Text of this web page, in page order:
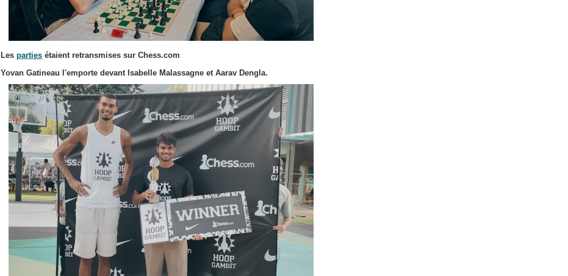
Lesparties étaient retransmises sur Chess.com
Yovan Gatineau l'emporte devant Isabelle Malassagne et Aarav Dengla.